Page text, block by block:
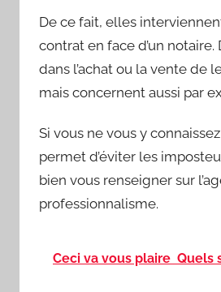
De ce fait, elles
contrat en face d’un
dans l’achat ou la vente de
mais concernent aussi par
Si vous ne vous y
permet d’éviter les
bien vous renseigner sur
professionnalisme.
Ceci va vous plaire Quels